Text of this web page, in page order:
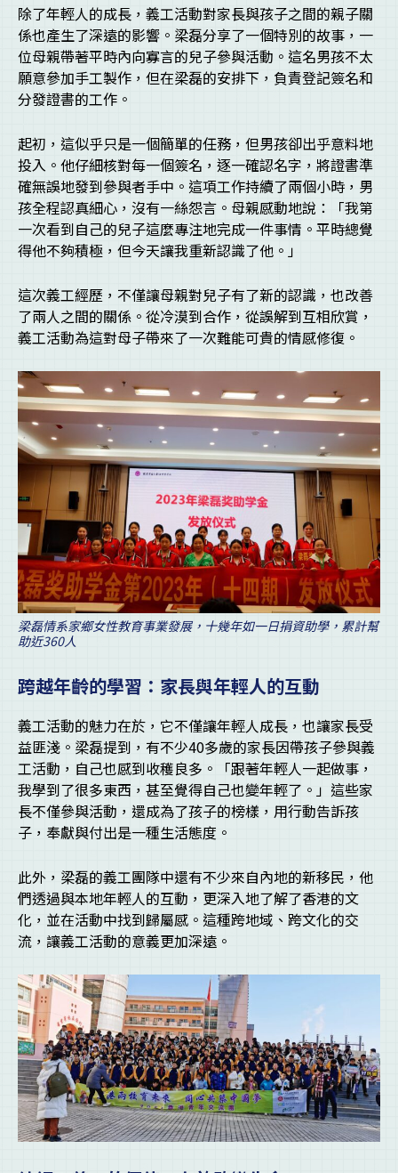
除了年輕人的成長，義工活動對家長與孩子之間的親子關
係也產生了深遠的影響。梁磊分享了一個特別的故事，一
位母親帶著平時內向寡言的兒子參與活動。這名男孩不太
願意參加手工製作，但在梁磊的安排下，負責登記簽名和
分發證書的工作。
起初，這似乎只是一個簡單的任務，但男孩卻出乎意料地
投入。他仔細核對每一個簽名，逐一確認名字，將證書準
確無誤地發到參與者手中。這項工作持續了兩個小時，男
孩全程認真細心，沒有一絲怨言。母親感動地說：「我第
一次看到自己的兒子這麼專注地完成一件事情。平時總覺
得他不夠積極，但今天讓我重新認識了他。」
這次義工經歷，不僅讓母親對兒子有了新的認識，也改善
了兩人之間的關係。從冷漠到合作，從誤解到互相欣賞，
義工活動為這對母子帶來了一次難能可貴的情感修復。
梁磊情系家鄉女性教育事業發展，十幾年如一日捐資助學，累計幫
助近360人
跨越年齡的學習：家長與年輕人的互動
義工活動的魅力在於，它不僅讓年輕人成長，也讓家長受
益匪淺。梁磊提到，有不少40多歲的家長因帶孩子參與義
工活動，自己也感到收穫良多。「跟著年輕人一起做事，
我學到了很多東西，甚至覺得自己也變年輕了。」這些家
長不僅參與活動，還成為了孩子的榜樣，用行動告訴孩
子，奉獻與付出是一種生活態度。
此外，梁磊的義工團隊中還有不少來自內地的新移民，他
們透過與本地年輕人的互動，更深入地了解了香港的文
化，並在活動中找到歸屬感。這種跨地域、跨文化的交
流，讓義工活動的意義更加深遠。